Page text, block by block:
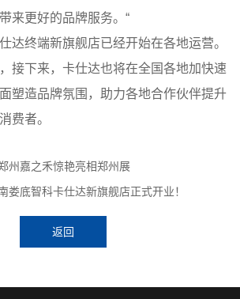
来更好的品牌服务。“
达终端新旗舰店已经开始在各地运营。
接下来，卡仕达也将在全国各地加快速
塑造品牌氛围，助力各地合作伙伴提升
费者。
州嘉之禾惊艳亮相郑州展
娄底智科卡仕达新旗舰店正式开业！
返回